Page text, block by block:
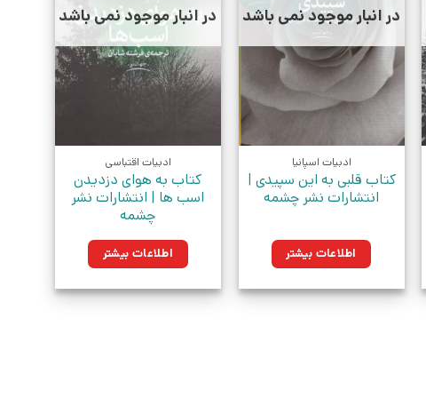
در انبار موجود نمی باشد
ادبیات اسپانیا
کتاب قلبی به این سپیدی |
انتشارات نشر چشمه
اطلاعات بیشتر
در انبار موجود نمی باشد
ادبیات اقتباسی
کتاب به هوای دزدیدن
اسب ها | انتشارات نشر
چشمه
اطلاعات بیشتر